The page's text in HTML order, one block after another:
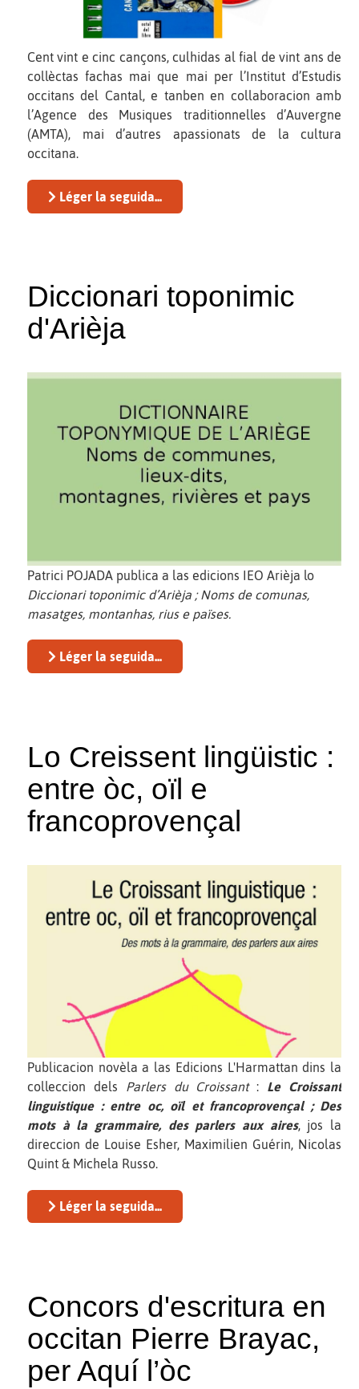
Cent vint e cinc cançons, culhidas al fial de vint ans de
collèctas fachas mai que mai per l’Institut d’Estudis
occitans del Cantal, e tanben en collaboracion amb
l’Agence des Musiques traditionnelles d’Auvergne
(AMTA), mai d’autres apassionats de la cultura
occitana.
Léger la seguida...
Diccionari toponimic
d'Arièja
Patrici POJADA publica a las edicions IEO Arièja lo
Diccionari toponimic d’Arièja ; Noms de comunas,
masatges, montanhas, rius e païses.
Léger la seguida...
Lo Creissent lingüistic :
entre òc, oïl e
francoprovençal
Publicacion novèla a las Edicions L'Harmattan dins la
colleccion dels Parlers du Croissant: Le Croissant
linguistique : entre oc, oïl et francoprovençal ; Des
mots à la grammaire, des parlers aux aires, jos la
direccion de Louise Esher, Maximilien Guérin, Nicolas
Quint & Michela Russo.
Léger la seguida...
Concors d'escritura en
occitan Pierre Brayac,
per Aquí l’òc